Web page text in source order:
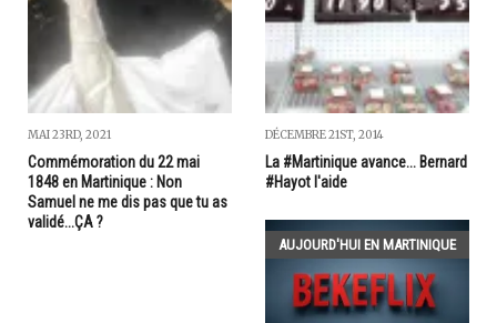
MAI 23RD, 2021
Commémoration du 22 mai
1848 en Martinique : Non
Samuel ne me dis pas que tu as
validé...ÇA ?
DÉCEMBRE 21ST, 2014
La #Martinique avance... Bernard
#Hayot l'aide
AUJOURD'HUI EN MARTINIQUE